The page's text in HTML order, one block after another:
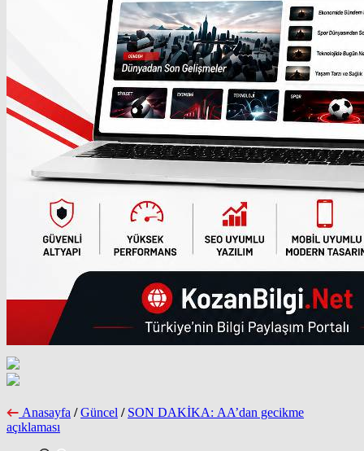
Anasayfa / Güncel / SON DAKİKA: AA’dan gecikme
açıklaması